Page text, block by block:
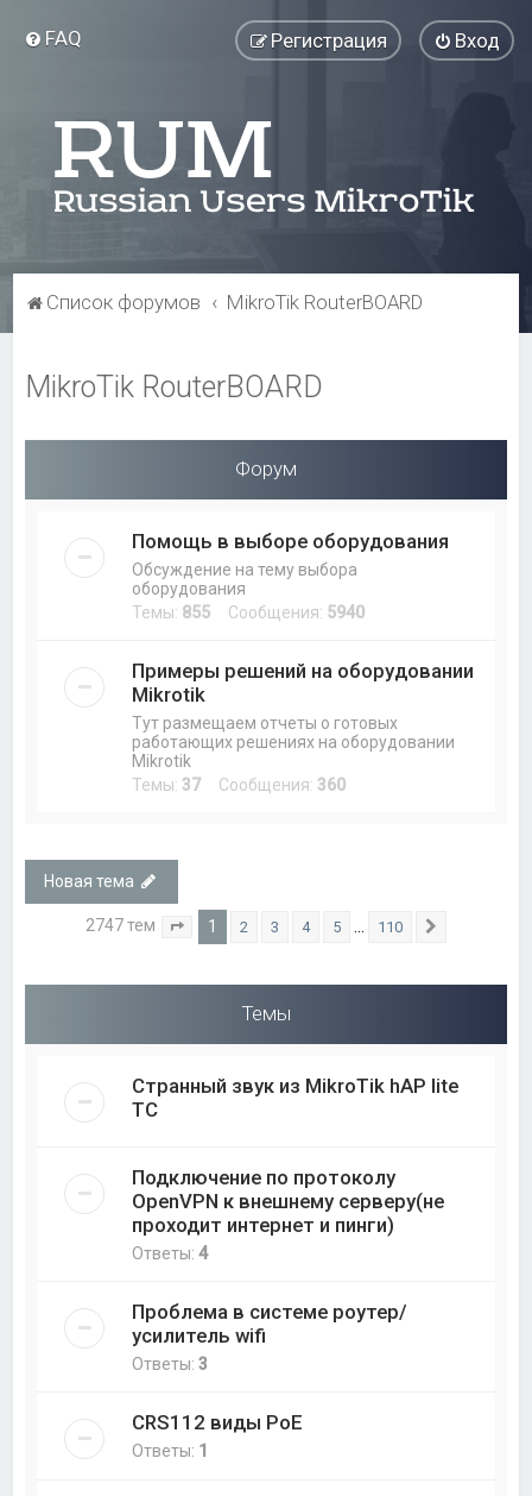
FAQ Вход
Регистрация
Список форумов MikroTik RouterBOARD
MikroTik RouterBOARD
Форум
Помощь в выборе оборудования
Обсуждение на тему выбора
оборудования
Темы: 855 Сообщения: 5940
Примеры решений на оборудовании
Mikrotik
Тут размещаем отчеты о готовых
работающих решениях на оборудовании
Mikrotik
Темы: 37Сообщения: 360
Новая тема
2747 тем Страница из 110
1 2 3 4 5 110
Темы
Странный звук из MikroTik hAP lite
TC
Подключение по протоколу
OpenVPN к внешнему серверу(не
проходит интернет и пинги)
Ответы:4
Проблема в системе роутер/
усилитель wifi
Ответы:3
CRS112 виды PoE
Ответы: 1